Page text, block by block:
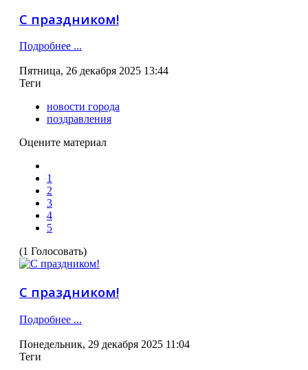
С праздником!
Подробнее ...
Пятница, 26 декабря 2025 13:44
Теги
новости города
поздравления
Оцените материал
1
2
3
4
5
(1 Голосовать)
С праздником!
Подробнее ...
Понедельник, 29 декабря 2025 11:04
Теги